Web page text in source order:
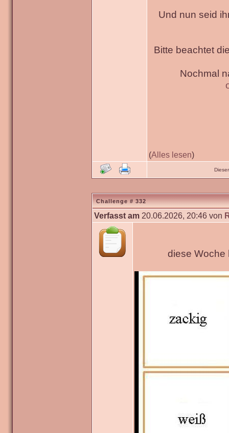
Und nun seid
Bitte beachtet
Nochmal
(Alles lesen)
Challenge # 332
Verfasst am 20.06.2026, 20:46 von
diese Woche